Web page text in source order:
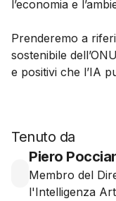
l’economia e
Prenderemo a
sostenibile
e positivi che l’IA
Tenuto da
Piero
Membro del
l'Intelligenza